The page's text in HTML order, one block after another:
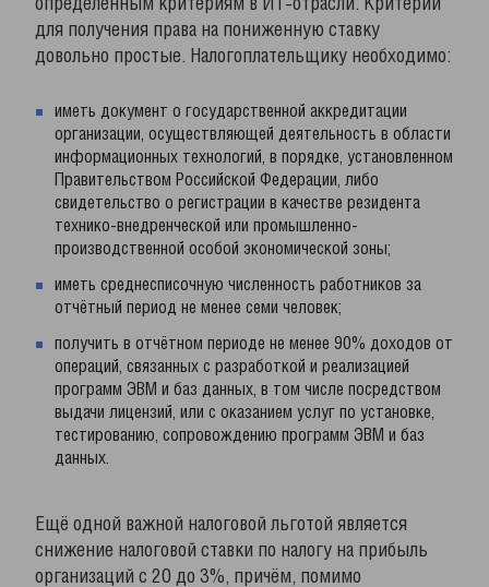
определённым критериям в ИТ-отрасли. Критерии
для получения права на пониженную ставку
довольно простые. Налогоплательщику необходимо:
иметь документ о государственной аккредитации
организации, осуществляющей деятельность в области
информационных технологий, в порядке, установленном
Правительством Российской Федерации, либо
свидетельство о регистрации в качестве резидента
технико-внедренческой или промышленно-
производственной особой экономической зоны;
иметь среднесписочную численность работников за
отчётный период не менее семи человек;
получить в отчётном периоде не менее 90% доходов от
операций, связанных с разработкой и реализацией
программ ЭВМ и баз данных, в том числе посредством
выдачи лицензий, или с оказанием услуг по установке,
тестированию, сопровождению программ ЭВМ и баз
данных.
Ещё одной важной налоговой льготой является
снижение налоговой ставки по налогу на прибыль
организаций с 20 до 3%, причём, помимо